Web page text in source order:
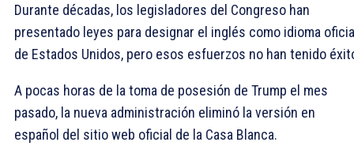
Durante décadas, los legisladores del Congreso han
presentado leyes para designar el inglés como idioma
de Estados Unidos, pero esos esfuerzos no han tenido
A pocas horas de la toma de posesión de Trump el mes
pasado, la nueva administración eliminó la versión en
español del sitio web oficial de la Casa Blanca.